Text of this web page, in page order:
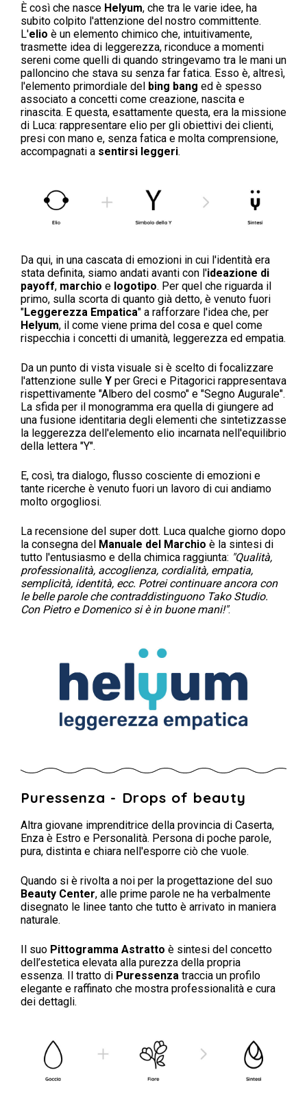
È così che nasce Helyum, che tra le varie idee, ha
subito colpito l'attenzione del nostro committente.
L'elio è un elemento chimico che, intuitivamente,
trasmette idea di leggerezza, riconduce a momenti
sereni come quelli di quando stringevamo tra le mani un
palloncino che stava su senza far fatica. Esso è, altresì,
l'elemento primordiale del bing bang ed è spesso
associato a concetti come creazione, nascita e
rinascita. E questa, esattamente questa, era la missione
di Luca: rappresentare elio per gli obiettivi dei clienti,
presi con mano e, senza fatica e molta comprensione,
accompagnati a sentirsi leggeri.
Da qui, in una cascata di emozioni in cui l'identità era
stata definita, siamo andati avanti con l'ideazione di
payoff, marchio e logotipo. Per quel che riguarda il
primo, sulla scorta di quanto già detto, è venuto fuori
"Leggerezza Empatica" a rafforzare l'idea che, per
Helyum, il come viene prima del cosa e quel come
rispecchia i concetti di umanità, leggerezza ed empatia.
Da un punto di vista visuale si è scelto di focalizzare
l'attenzione sulle Y per Greci e Pitagorici rappresentava
rispettivamente "Albero del cosmo" e "Segno Augurale".
La sfida per il monogramma era quella di giungere ad
una fusione identitaria degli elementi che sintetizzasse
la leggerezza dell'elemento elio incarnata nell'equilibrio
della lettera "Y".
E, così, tra dialogo, flusso cosciente di emozioni e
tante ricerche è venuto fuori un lavoro di cui andiamo
molto orgogliosi.
La recensione del super dott. Luca qualche giorno dopo
la consegna del Manuale del Marchio è la sintesi di
tutto l'entusiasmo e della chimica raggiunta: "Qualità,
professionalità, accoglienza, cordialità, empatia,
semplicità, identità, ecc. Potrei continuare ancora con
le belle parole che contraddistinguono Tako Studio.
Con Pietro e Domenico si è in buone mani!".
Puressenza - Drops of beauty
Altra giovane imprenditrice della provincia di Caserta,
Enza è Estro e Personalità. Persona di poche parole,
pura, distinta e chiara nell'esporre ciò che vuole.
Quando si è rivolta a noi per la progettazione del suo
Beauty Center, alle prime parole ne ha verbalmente
disegnato le linee tanto che tutto è arrivato in maniera
naturale.
Il suo Pittogramma Astratto è sintesi del concetto
dell’estetica elevata alla purezza della propria
essenza. Il tratto di Puressenza traccia un profilo
elegante e raffinato che mostra professionalità e cura
dei dettagli.